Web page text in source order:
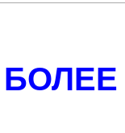
БОЛЕЕ